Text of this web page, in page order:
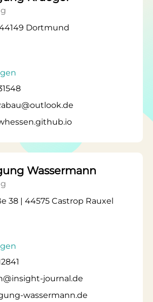
Dortmund
Wassermann
38 | 44575 Castrop Rauxel
journal.de
wassermann.de